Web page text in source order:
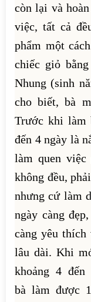
còn lại và
việc, tất cả
phẩm một
chiếc giỏ
Nhung (sinh
cho biết, bà
Trước khi làm
đến 4 ngày là
làm quen việc
không đều,
nhưng cứ làm
ngày càng
càng yêu
lâu dài. Khi
khoảng 4
bà làm được